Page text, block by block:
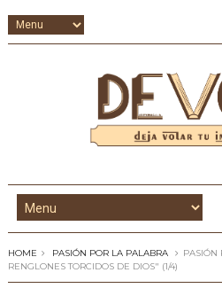
HOME PASIÓN POR LA PALABRA
PASIÓN
RENGLONES TORCIDOS DE DIOS" (1/4)